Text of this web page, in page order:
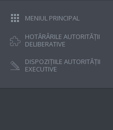
MENIUL PRINCIPAL
HOTĂRÂRILE AUTORITĂȚII
DELIBERATIVE
DISPOZIȚIILE AUTORITĂȚII
EXECUTIVE